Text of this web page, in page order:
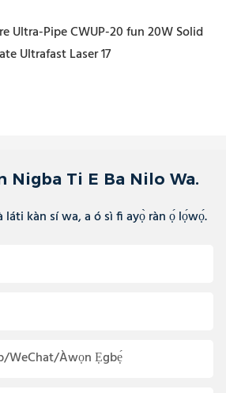
Nigba Ti E Ba Nilo Wa.
láti kàn sí wa, a ó sì fi ayọ̀ ràn ọ́ lọ́wọ́.
WeChat/Àwọn Ẹgbẹ́